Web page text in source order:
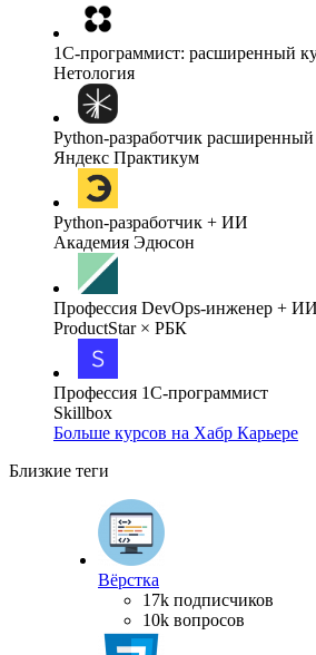
1C-программист: расширенный
Нетология
Python-разработчик расширенный
Яндекс Практикум
Python-разработчик + ИИ
Академия Эдюсон
Профессия DevOps-инженер + ИИ
ProductStar × РБК
Профессия 1С-программист
Skillbox
Больше курсов на Хабр Карьере
Близкие теги
Вёрстка
17k подписчиков
10k вопросов